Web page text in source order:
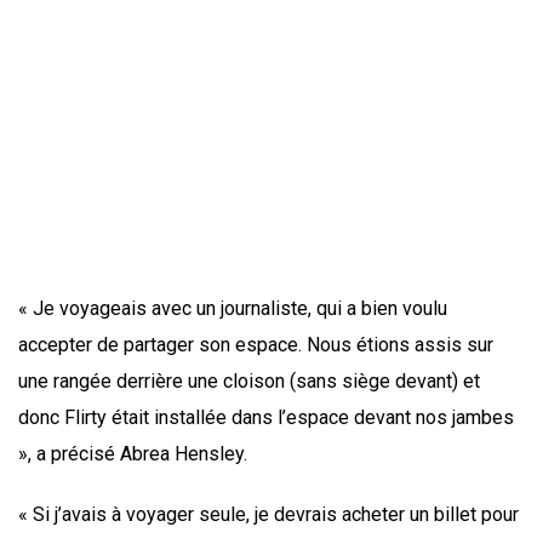
« Je voyageais avec un journaliste, qui a bien voulu
accepter de partager son espace. Nous étions assis sur
une rangée derrière une cloison (sans siège devant) et
donc Flirty était installée dans l’espace devant nos jambes
», a précisé Abrea Hensley.
« Si j’avais à voyager seule, je devrais acheter un billet pour